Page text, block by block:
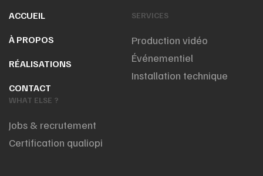
ACCUEIL
À PROPOS
RÉALISATIONS
CONTACT
SERVICES
Production vidéo
Événementiel
Installation technique
WHAT ELSE ?
Jobs & recrutement
Certification qualiopi